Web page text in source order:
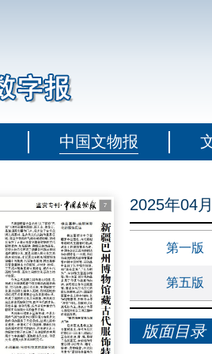
中国文物报
2025年04
第一版
第五版
版面目录